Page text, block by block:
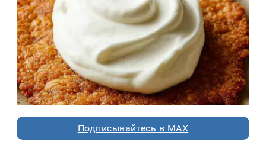
Подписывайтесь в MAX